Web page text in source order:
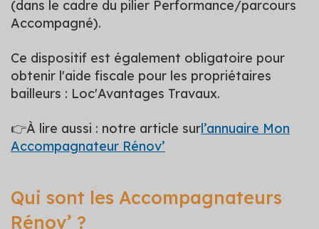
(dans le cadre du pilier Performance/parcours
Accompagné).
Ce dispositif est également obligatoire pour
obtenir l'aide fiscale pour les propriétaires
bailleurs : Loc'Avantages Travaux.
👉À lire aussi : notre article surl’annuaire Mon
Accompagnateur Rénov’
Qui sont les Accompagnateurs
Rénov’ ?